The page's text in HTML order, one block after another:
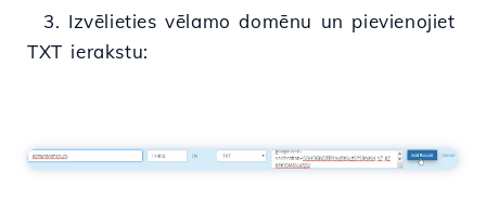
3. Izvēlieties vēlamo domēnu un pievienojiet
TXT ierakstu: